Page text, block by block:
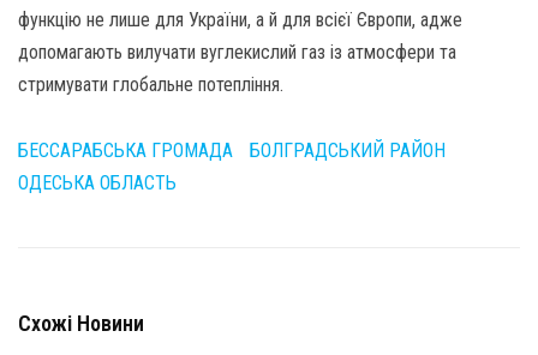
функцію не лише для України, а й для всієї Європи, адже
допомагають вилучати вуглекислий газ із атмосфери та
стримувати глобальне потепління.
БЕССАРАБСЬКА ГРОМАДА
БОЛГРАДСЬКИЙ РАЙОН
ОДЕСЬКА ОБЛАСТЬ
Схожі Новини